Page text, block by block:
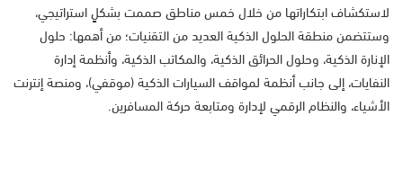
لاستكشاف ابتكاراتها من خلال خمس مناطق صممت بشكلٍ استراتيجي،
وستتضمن منطقة الحلول الذكية العديد من التقنيات؛ من أهمها: حلول
الإنارة الذكية، وحلول الحرائق الذكية، والمكاتب الذكية، وأنظمة إدارة
النفايات، إلى جانب أنظمة لمواقف السيارات الذكية (موقفي)، ومنصة إنترنت
الأشياء، والنظام الرقمي لإدارة ومتابعة حركة المسافرين.